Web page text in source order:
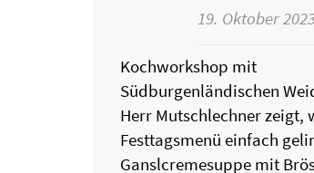
19. Oktober
Kochworkshop mit
Südburgenländischen
Herr Mutschlechner zeigt,
Festtagsmenü einfach
Ganslcremesuppe mit